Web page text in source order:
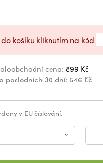
do košíku kliknutím na kód
cena: 899 Kč
posledních 30 dní: 546 Kč
v EU číslování.